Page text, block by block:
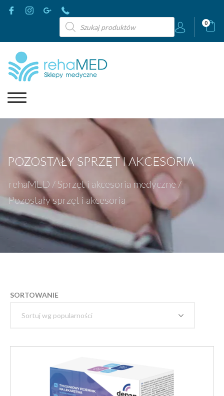
Wyszukiwarka
produktów
0
POZOSTAŁY SPRZĘT I AKCESORIA
rehaMED / Sprzęt i akcesoria medyczne /
Pozostały sprzęt i akcesoria
SORTOWANIE